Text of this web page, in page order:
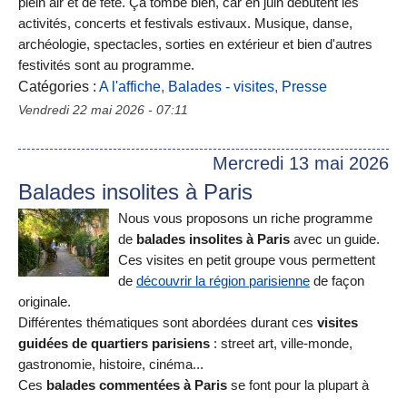
activités, concerts et festivals estivaux. Musique, danse,
archéologie, spectacles, sorties en extérieur et bien d'autres
festivités sont au programme.
Catégories : A l'affiche, Balades - visites, Presse
Vendredi 22 mai 2026 - 07:11
Mercredi 13 mai 2026
Balades insolites à Paris
Nous vous proposons un riche programme
de balades insolites à Paris avec un guide.
Ces visites en petit groupe vous permettent
de découvrir la région parisienne de façon
originale.
Différentes thématiques sont abordées durant ces visites
guidées de quartiers parisiens : street art, ville-monde,
gastronomie, histoire, cinéma...
Ces balades commentées à Paris se font pour la plupart à